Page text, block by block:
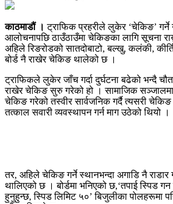
काठमाडौं । ट्राफिक प्रहरीले लुकेर ‘चेकिङ’ गर्ने
आलोचनापछि ठाउँठाउँमा चेकिङका लागि सूचना
अहिले रिङरोडको सातदोबाटो, बल्खु, कलंकी,
बोर्ड नै राखेर चेकिङ थालेको छ ।
ट्राफिकले लुकेर जाँच गर्दा दुर्घटना बढेको भन्दै
राखेर चेकिङ सुरु गरेको हो । सामाजिक
चेकिङ गरेको तस्वीर सार्वजनिक गर्दै त्यसरी
तत्काल सवारी व्यवस्थापन गर्न माग उठेको थियो ।
तर, अहिले चेकिङ गर्ने स्थानभन्दा अगाडि नै राडार
थालिएको छ । बोर्डमा भनिएको छ,‘तपाई स्पिड गन
हुनुहुन्छ, स्पिड लिमिट ५०’ बिजुलीका पोलहरूमा